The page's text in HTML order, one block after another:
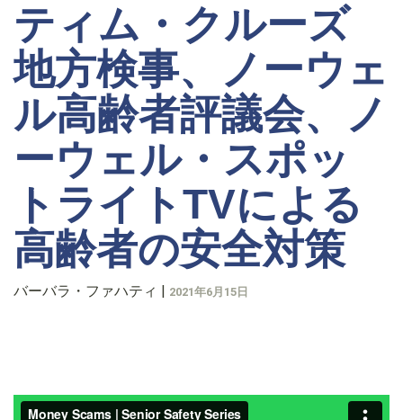
ティム・クルーズ
地方検事、ノーウェ
ル高齢者評議会、ノ
ーウェル・スポッ
トライトTVによる
高齢者の安全対策
バーバラ・ファハティ | 2021年6月15日